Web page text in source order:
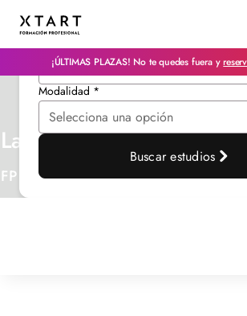
La confianza no se
FP oficial, prácticas garantizadas
Modalidad *
Buscar estudios
¡ÚLTIMAS PLAZAS! No te quedes fuera y